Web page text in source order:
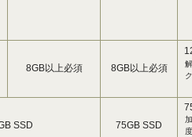
8GB以上必須 8GB以上必須
SSD 75GB SSD